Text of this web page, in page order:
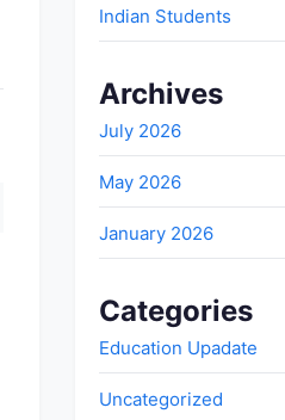
Indian Students
Archives
July 2026
May 2026
January 2026
Categories
Education Upadate
Uncategorized